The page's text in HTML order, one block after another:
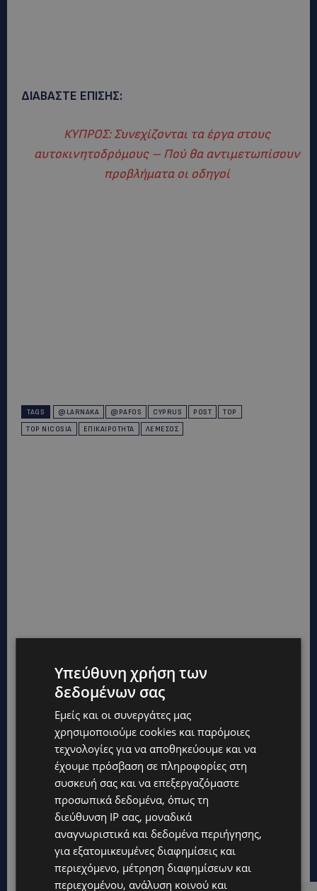
ΔΙΑΒΑΣΤΕ ΕΠΙΣΗΣ:
ΚΥΠΡΟΣ: Συνεχίζονται τα έργα στους
αυτοκινητοδρόμους – Πού θα αντιμετωπίσουν
προβλήματα οι οδηγοί
TAGS @LARNAKA @PAFOS CYPRUS POST
TOP
TOP NICOSIA
ΕΠΙΚΑΙΡΌΤΗΤΑ ΛΕΜΕΣΌΣ
Υπεύθυνη χρήση των
δεδομένων σας
Εμείς και οι συνεργάτες μας
χρησιμοποιούμε cookies και παρόμοιες
τεχνολογίες για να αποθηκεύουμε και να
έχουμε πρόσβαση σε πληροφορίες στη
συσκευή σας και να επεξεργαζόμαστε
προσωπικά δεδομένα, όπως τη
διεύθυνση IP σας, μοναδικά
αναγνωριστικά και δεδομένα περιήγησης,
για εξατομικευμένες διαφημίσεις και
περιεχόμενο, μέτρηση διαφημίσεων και
περιεχομένου, ανάλυση κοινού και